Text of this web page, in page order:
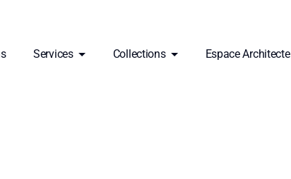
Services Collections Espace Architecte